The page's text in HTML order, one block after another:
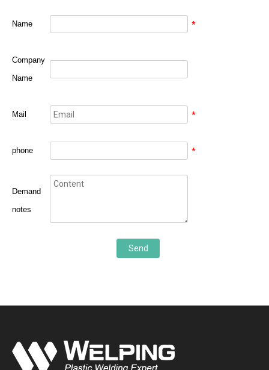
Name *
Company
Name
Mail *
phone *
Demand
notes
Send